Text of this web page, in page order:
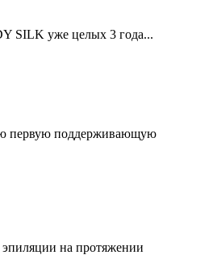
SILK уже целых 3 года...
первую поддерживающую
на протяжении